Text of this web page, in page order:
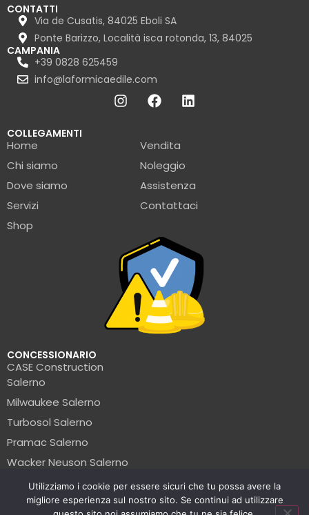
CONTATTI
Via de Cusatis, 84025 Eboli SA
Ponte Barizzo, Località isca rotonda, 13, 84025
CAMPANIA
+39 0828 625459
info@laformicaedile.com
COLLEGAMENTI
Home
Chi siamo
Dove siamo
Servizi
Shop
Vendita
Noleggio
Assistenza
Contattaci
CONCESSIONARIO
CASE Construction
Salerno
Milwaukee Salerno
Turbosol Salerno
Pramac Salerno
Wacker Neuson Salerno
Clark Salerno
© La Formica Edile | P.IVA: 05456560654 | 2025
Utilizziamo i cookie per essere sicuri che tu possa avere la
migliore esperienza sul nostro sito. Se continui ad utilizzare